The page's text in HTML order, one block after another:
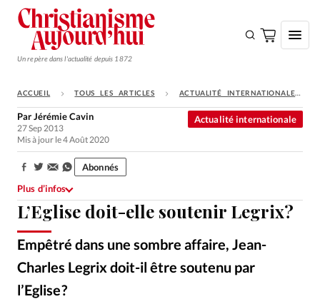
Un repère dans l'actualité depuis 1872
S'ABONNER
Monde
Opinions
Tous les articles
Faire un don
Emploi
Se connecter
ACCUEIL TOUS LES ARTICLES ACTUALITÉ INTERNATIONALE
L’Eglise doit-elle soutenir Legrix?
Empêtré dans une sombre affaire, Jean-
Charles Legrix doit-il être soutenu par
l’Eglise ?
Actualité internationale
ParJérémie Cavin
27 Sep 2013
Mis à jour le 4 Août 2020
Partager:
Abonnés
Plus d’infos